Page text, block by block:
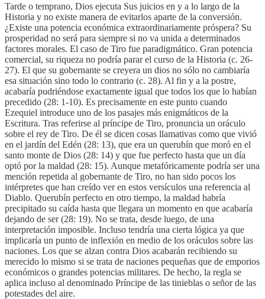
Tarde o temprano, Dios ejecuta Sus juicios en y a lo largo de la
Historia y no existe manera de evitarlos aparte de la conversión.
¿Existe una potencia económica extraordinariamente próspera? Su
prosperidad no será para siempre si no va unida a determinados
factores morales. El caso de Tiro fue paradigmático. Gran potencia
comercial, su riqueza no podría parar el curso de la Historia (c. 26-
27). El que su gobernante se creyera un dios no sólo no cambiaría
esa situación sino todo lo contrario (c. 28). Al fin y a la postre,
acabaría pudriéndose exactamente igual que todos los que lo habían
precedido (28: 1-10). Es precisamente en este punto cuando
Ezequiel introduce uno de los pasajes más enigmáticos de la
Escritura. Tras referirse al príncipe de Tiro, pronuncia un oráculo
sobre el rey de Tiro. De él se dicen cosas llamativas como que vivió
en el jardín del Edén (28: 13), que era un querubín que moró en el
santo monte de Dios (28: 14) y que fue perfecto hasta que un día
optó por la maldad (28: 15). Aunque metafóricamente podría ser una
mención repetida al gobernante de Tiro, no han sido pocos los
intérpretes que han creído ver en estos versículos una referencia al
Diablo. Querubín perfecto en otro tiempo, la maldad habría
precipitado su caída hasta que llegara un momento en que acabaría
dejando de ser (28: 19). No se trata, desde luego, de una
interpretación imposible. Incluso tendría una cierta lógica ya que
implicaría un punto de inflexión en medio de los oráculos sobre las
naciones. Los que se alzan contra Dios acabarán recibiendo su
merecido lo mismo si se trata de naciones pequeñas que de emporios
económicos o grandes potencias militares. De hecho, la regla se
aplica incluso al denominado Príncipe de las tinieblas o señor de las
potestades del aire.